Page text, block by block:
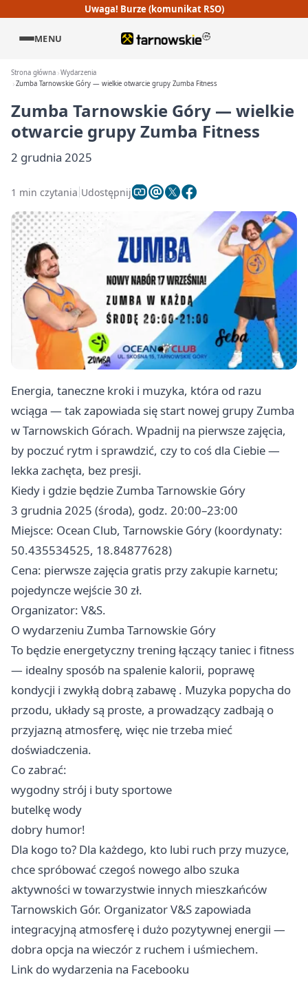
Uwaga! Burze (komunikat RSO)
MENU
Strona główna Wydarzenia
Zumba Tarnowskie Góry — wielkie otwarcie grupy Zumba Fitness
Zumba Tarnowskie Góry — wielkie
otwarcie grupy Zumba Fitness
2 grudnia 2025
1 min czytania Udostępnij
Energia, taneczne kroki i muzyka, która od razu
wciąga — tak zapowiada się start nowej grupy Zumba
w Tarnowskich Górach. Wpadnij na pierwsze zajęcia,
by poczuć rytm i sprawdzić, czy to coś dla Ciebie —
lekka zachęta, bez presji.
Kiedy i gdzie będzie Zumba Tarnowskie Góry
3 grudnia 2025 (środa), godz. 20:00–23:00
Miejsce: Ocean Club, Tarnowskie Góry (koordynaty:
50.435534525, 18.84877628)
Cena: pierwsze zajęcia gratis przy zakupie karnetu;
pojedyncze wejście 30 zł.
Organizator: V&S.
O wydarzeniu Zumba Tarnowskie Góry
To będzie energetyczny trening łączący taniec i fitness
— idealny sposób na spalenie kalorii, poprawę
kondycji i zwykłą dobrą zabawę . Muzyka popycha do
przodu, układy są proste, a prowadzący zadbają o
przyjazną atmosferę, więc nie trzeba mieć
doświadczenia.
Co zabrać:
wygodny strój i buty sportowe
butelkę wody
dobry humor!
Dla kogo to? Dla każdego, kto lubi ruch przy muzyce,
chce spróbować czegoś nowego albo szuka
aktywności w towarzystwie innych mieszkańców
Tarnowskich Gór. Organizator V&S zapowiada
integracyjną atmosferę i dużo pozytywnej energii —
dobra opcja na wieczór z ruchem i uśmiechem.
Link do wydarzenia na Facebooku